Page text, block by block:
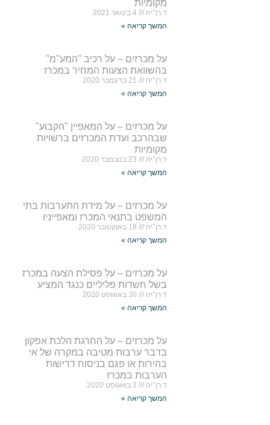
מקומיות
ד.רן־יה
4 בינואר 2021
המשך קריאה »
על מכרזים – על רכיב "המע"מ"
בהשוואת הצעות המחיר במכרז
ד.רן־יה
21 בדצמבר 2020
המשך קריאה »
על מכרזים – על המאפיין "הקבוע"
שבהרכב ועדת המכרזים ברשויות
מקומיות
ד.רן־יה
23 בנובמבר 2020
המשך קריאה »
על מכרזים – על מידת התערבות בתי
המשפט בתנאי המכרז ומאפייניו
ד.רן־יה
18 באוקטובר 2020
המשך קריאה »
על מכרזים – על פסילת הצעה במכרז
בשל חשדות פליליים כנגד המציע
ד.רן־יה
30 באוגוסט 2020
המשך קריאה »
על מכרזים – על החרגת הלכת אפקון
בדבר ערבות מטיבה במקרה של אי
בהירות או פגם בניסוח דרישות
הערבות במכרז
ד.רן־יה
3 באוגוסט 2020
המשך קריאה »